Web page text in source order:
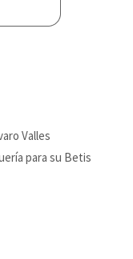
Valles
para su Betis